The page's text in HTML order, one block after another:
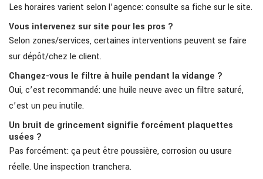
Les horaires varient selon l’agence: consulte sa fiche sur le site.
Vous intervenez sur site pour les pros ?
Selon zones/services, certaines interventions peuvent se faire
sur dépôt/chez le client.
Changez-vous le filtre à huile pendant la vidange ?
Oui, c’est recommandé: une huile neuve avec un filtre saturé,
c’est un peu inutile.
Un bruit de grincement signifie forcément plaquettes
usées ?
Pas forcément: ça peut être poussière, corrosion ou usure
réelle. Une inspection tranchera.